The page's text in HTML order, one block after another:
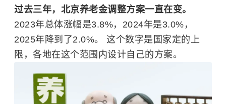
过去三年，北京养老金调整方案一直在变。
2023年总体涨幅是3.8%，2024年是3.0%，
2025年降到了2.0%。 这个数字是国家定的上
限，各地在这个范围内设计自己的方案。